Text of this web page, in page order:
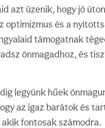
azt üzenik, hogy jó
optimizmus és a
támogatnak
önmagadhoz, és
legyünk hűek
az igaz barátok és
fontosak számodra.